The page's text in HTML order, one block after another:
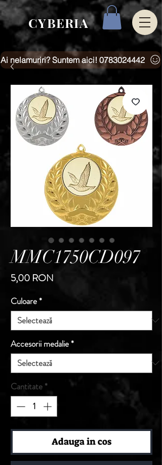
CYBERIA
Ai nelamuriri? Suntem aici! 0783024442
MMC1750CD097
5,00 RON
Culoare*
Accesorii medalie*
Cantitate *
Adauga in cos